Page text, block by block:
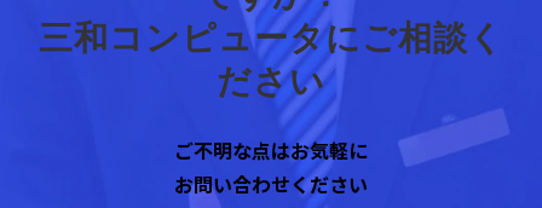
三和コンピュータにご相談く
ださい
ご不明な点はお気軽に
お問い合わせください